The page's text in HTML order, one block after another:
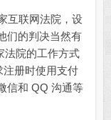
联网法院，设
们的判决当然有
法院的工作方式
注册时使用支付
信和 QQ 沟通等